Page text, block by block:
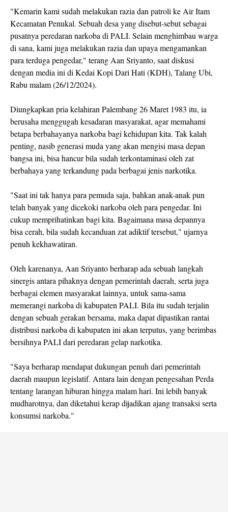
"Kemarin kami sudah melakukan razia dan patroli ke Air Itam
Kecamatan Penukal. Sebuah desa yang disebut-sebut sebagai
pusatnya peredaran narkoba di PALI. Selain menghimbau warga
di sana, kami juga melakukan razia dan upaya mengamankan
para terduga pengedar," terang Aan Sriyanto, saat diskusi
dengan media ini di Kedai Kopi Dari Hati (KDH), Talang Ubi,
Rabu malam (26/12/2024).
Diungkapkan pria kelahiran Palembang 26 Maret 1983 itu, ia
berusaha menggugah kesadaran masyarakat, agar memahami
betapa berbahayanya narkoba bagi kehidupan kita. Tak kalah
penting, nasib generasi muda yang akan mengisi masa depan
bangsa ini, bisa hancur bila sudah terkontaminasi oleh zat
berbahaya yang terkandung pada berbagai jenis narkotika.
"Saat ini tak hanya para pemuda saja, bahkan anak-anak pun
telah banyak yang dicekoki narkoba oleh para pengedar. Ini
cukup memprihatinkan bagi kita. Bagaimana masa depannya
bisa cerah, bila sudah kecanduan zat adiktif tersebut," ujarnya
penuh kekhawatiran.
Oleh karenanya, Aan Sriyanto berharap ada sebuah langkah
sinergis antara pihaknya dengan pemerintah daerah, serta juga
berbagai elemen masyarakat lainnya, untuk sama-sama
memerangi narkoba di kabupaten PALI. Bila itu sudah terjalin
dengan sebuah gerakan bersama, maka dapat dipastikan rantai
distribusi narkoba di kabupaten ini akan terputus, yang berimbas
bersihnya PALI dari peredaran gelap narkotika.
"Saya berharap mendapat dukungan penuh dari pemerintah
daerah maupun legislatif. Antara lain dengan pengesahan Perda
tentang larangan hiburan hingga malam hari. Ini lebih banyak
mudharotnya, dan diketahui kerap dijadikan ajang transaksi serta
konsumsi narkoba."